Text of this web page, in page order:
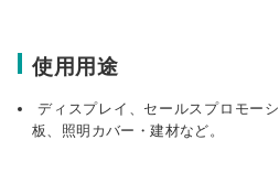
使用用途
ディスプレイ、セールスプロモー
板、照明カバー・建材など。